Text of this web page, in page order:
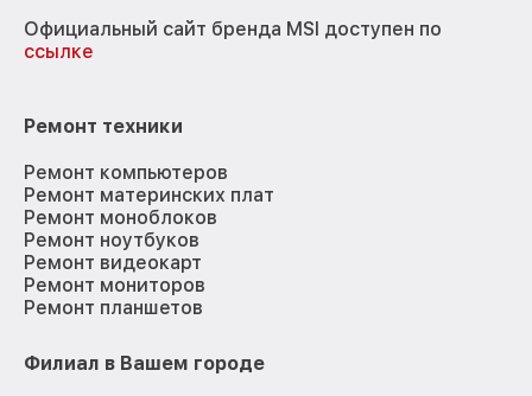
Официальный сайт бренда MSI доступен по
ссылке
Ремонт техники
Ремонт компьютеров
Ремонт материнских плат
Ремонт моноблоков
Ремонт ноутбуков
Ремонт видеокарт
Ремонт мониторов
Ремонт планшетов
Филиал в Вашем городе